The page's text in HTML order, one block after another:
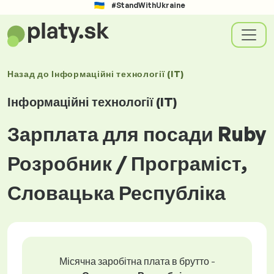
#StandWithUkraine
Назад до Інформаційні технології (IT)
Інформаційні технології (IT)
Зарплата для посади Ruby
Розробник / Програміст,
Словацька Республіка
Місячна заробітна плата в брутто -